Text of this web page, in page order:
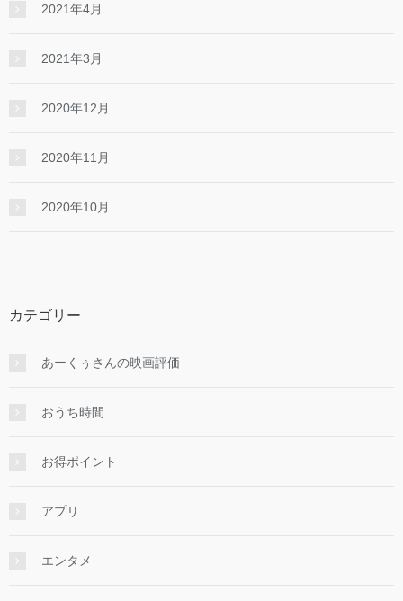
2021年4月
2021年3月
2020年12月
2020年11月
2020年10月
カテゴリー
あーくぅさんの映画評価
おうち時間
お得ポイント
アプリ
エンタメ